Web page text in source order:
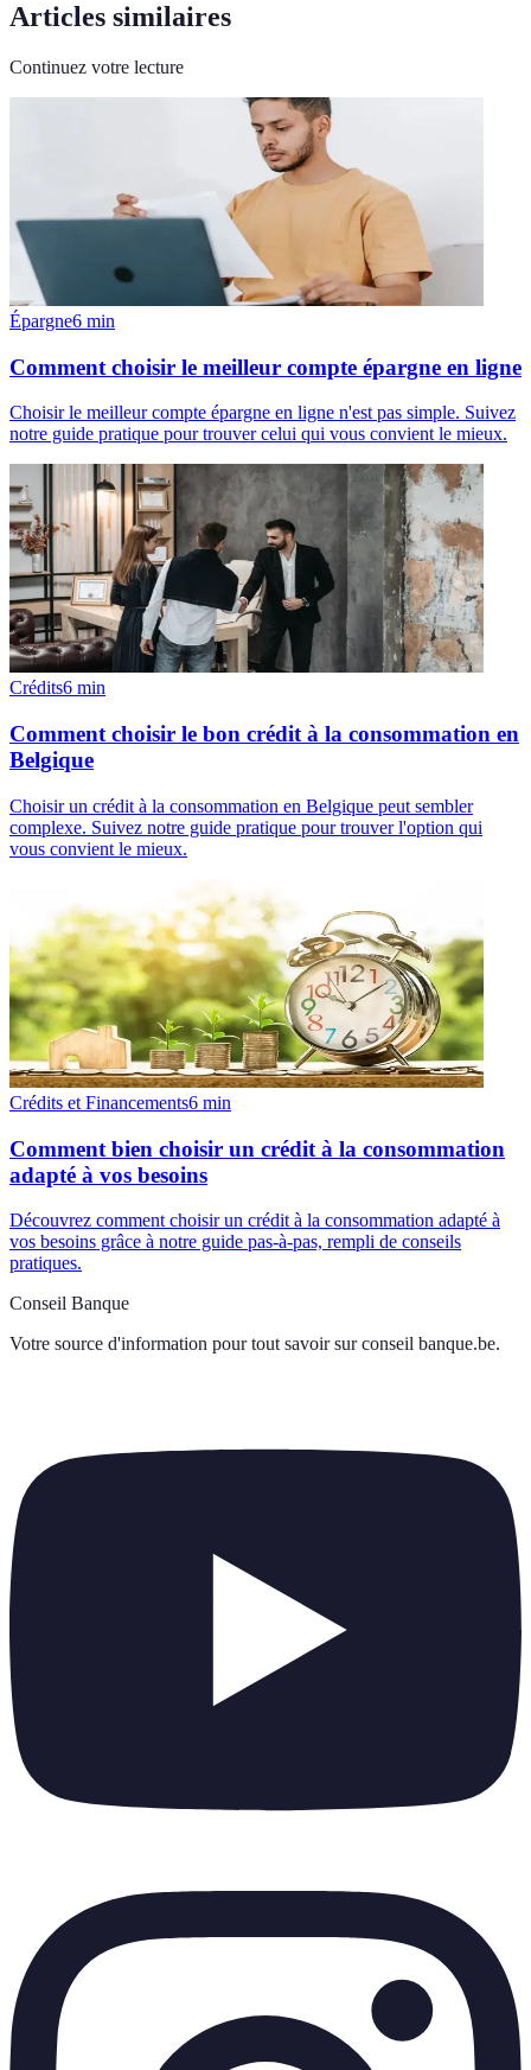
Articles similaires
Continuez votre lecture
Épargne6 min
Comment choisir le meilleur compte épargne en ligne
Choisir le meilleur compte épargne en ligne n'est pas simple. Suivez
notre guide pratique pour trouver celui qui vous convient le mieux.
Crédits6 min
Comment choisir le bon crédit à la consommation en
Belgique
Choisir un crédit à la consommation en Belgique peut sembler
complexe. Suivez notre guide pratique pour trouver l'option qui
vous convient le mieux.
Crédits et Financements6 min
Comment bien choisir un crédit à la consommation
adapté à vos besoins
Découvrez comment choisir un crédit à la consommation adapté à
vos besoins grâce à notre guide pas-à-pas, rempli de conseils
pratiques.
Conseil Banque
Votre source d'information pour tout savoir sur conseil banque.be.